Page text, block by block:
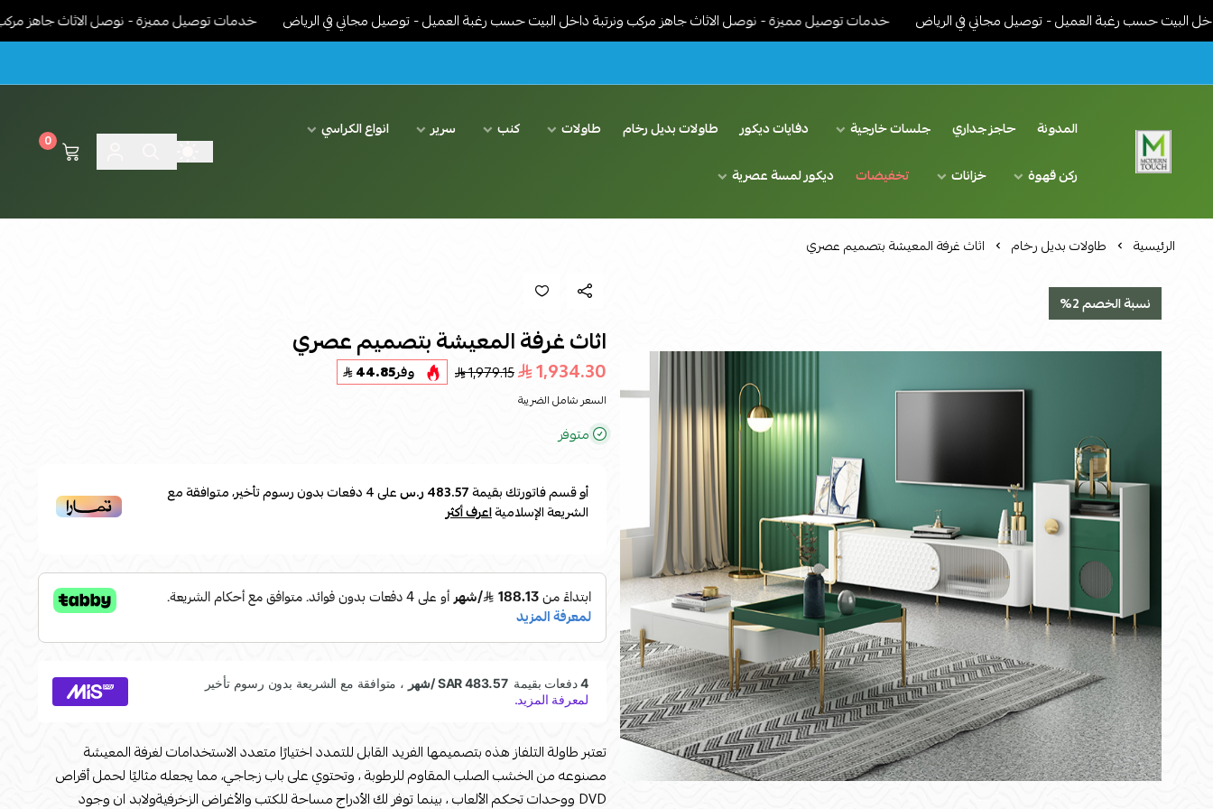
حسب رغبة العميل - توصيل مجاني في الرياض خدمات توصيل مميزة - نوصل الاثاث جاهز مركب ونرتبة داخل البيت حسب رغبة العميل - توصيل مجاني في الرياض خدمات توصيل مميزة - نوصل الاثاث جاهز مركب
اثاث مودرن لمسة عصرية
المدونة حاجز جداري جلسات خارجية دفايات ديكور طاولات بديل رخام طاولات كنب سرير
انواع الكراسي
ركن قهوة
خزانات تخفيضات ديكور لمسة عصرية
0
الرئيسية طاولات بديل رخام اثاث غرفة المعيشة بتصميم عصري
نسبة الخصم 2%
اثاث غرفة المعيشة بتصميم عصري
1,934.30
1,979.15 وفر44.85
السعر شامل الضريبة
متوفر
أو قسم فاتورتك بقيمة483.57 ر.س على4دفعات بدون رسوم تأخير، متوافقة مع
الشريعة الإسلاميةاعرف أكثر
تعتبر طاولة التلفاز هذه بتصميمها الفريد القابل للتمدد اختيارًا متعدد الاستخدامات لغرفة المعيشة
مصنوعه من الخشب الصلب المقاوم للرطوبة ، وتحتوي على باب زجاجي، مما يجعله مثاليًا لحمل أقراص
DVD ووحدات تحكم الألعاب ، بينما توفر لك الأدراج مساحة للكتب والأغراض الزخرفيةولابد ان وجود